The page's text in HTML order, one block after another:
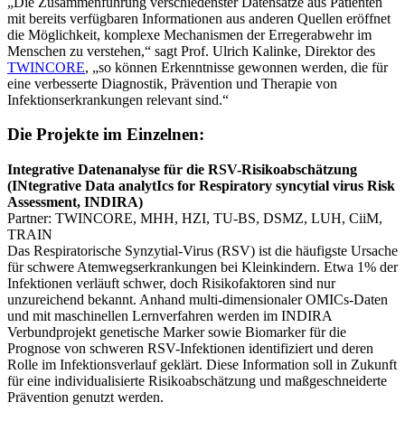
mit bereits verfügbaren Informationen aus anderen Quellen eröffnet
die Möglichkeit, komplexe Mechanismen der Erregerabwehr im
Menschen zu verstehen,“ sagt Prof. Ulrich Kalinke, Direktor des
TWINCORE, „so können Erkenntnisse gewonnen werden, die für
eine verbesserte Diagnostik, Prävention und Therapie von
Infektionserkrankungen relevant sind.“
Die Projekte im Einzelnen:
Integrative Datenanalyse für die RSV-Risikoabschätzung
(INtegrative Data analytIcs for Respiratory syncytial virus Risk
Assessment, INDIRA)
Partner: TWINCORE, MHH, HZI, TU-BS, DSMZ, LUH, CiiM,
TRAIN
Das Respiratorische Synzytial-Virus (RSV) ist die häufigste Ursache
für schwere Atemwegserkrankungen bei Kleinkindern. Etwa 1% der
Infektionen verläuft schwer, doch Risikofaktoren sind nur
unzureichend bekannt. Anhand multi-dimensionaler OMICs-Daten
und mit maschinellen Lernverfahren werden im INDIRA
Verbundprojekt genetische Marker sowie Biomarker für die
Prognose von schweren RSV-Infektionen identifiziert und deren
Rolle im Infektionsverlauf geklärt. Diese Information soll in Zukunft
für eine individualisierte Risikoabschätzung und maßgeschneiderte
Prävention genutzt werden.